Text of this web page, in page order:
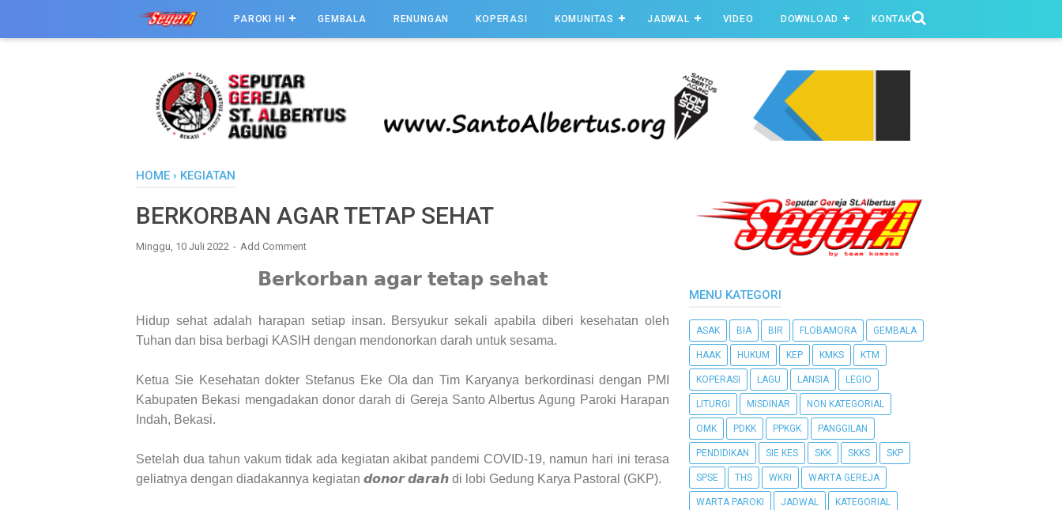
PAROKI HI GEMBALA RENUNGAN KOPERASI KOMUNITAS JADWAL VIDEO DOWNLOAD KONTAK
HOME › KEGIATAN
BERKORBAN AGAR TETAP SEHAT
Minggu, 10 Juli 2022 Add Comment
𝗕𝗲𝗿𝗸𝗼𝗿𝗯𝗮𝗻 𝗮𝗴𝗮𝗿 𝘁𝗲𝘁𝗮𝗽 𝘀𝗲𝗵𝗮𝘁
Hidup sehat adalah harapan setiap insan. Bersyukur sekali apabila diberi kesehatan oleh
Tuhan dan bisa berbagi KASIH dengan mendonorkan darah untuk sesama.
Ketua Sie Kesehatan dokter Stefanus Eke Ola dan Tim Karyanya berkordinasi dengan PMI
Kabupaten Bekasi mengadakan donor darah di Gereja Santo Albertus Agung Paroki Harapan
Indah, Bekasi.
Setelah dua tahun vakum tidak ada kegiatan akibat pandemi COVID-19, namun hari ini terasa
geliatnya dengan diadakannya kegiatan 𝙙𝙤𝙣𝙤𝙧 𝙙𝙖𝙧𝙖𝙝 di lobi Gedung Karya Pastoral (GKP).
MENU KATEGORI
ASAK BIA BIR FLOBAMORA GEMBALA
HAAK HUKUM KEP KMKS KTM
KOPERASI LAGU LANSIA LEGIO
LITURGI MISDINAR NON KATEGORIAL
OMK PDKK PPKGK PANGGILAN
PENDIDIKAN SIE KES SKK SKKS SKP
SPSE THS WKRI WARTA GEREJA
WARTA PAROKI JADWAL KATEGORIAL